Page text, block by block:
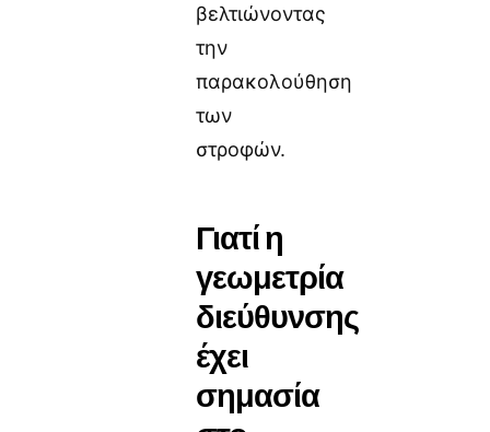
βελτιώνοντας
την
παρακολούθηση
των
στροφών.
Γιατί η
γεωμετρία
διεύθυνσης
έχει
σημασία